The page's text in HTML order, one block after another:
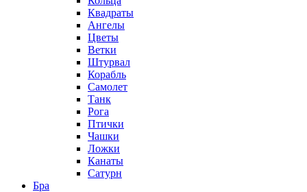
Квадраты
Ангелы
Цветы
Ветки
Штурвал
Корабль
Самолет
Танк
Рога
Птички
Чашки
Ложки
Канаты
Сатурн
Бра